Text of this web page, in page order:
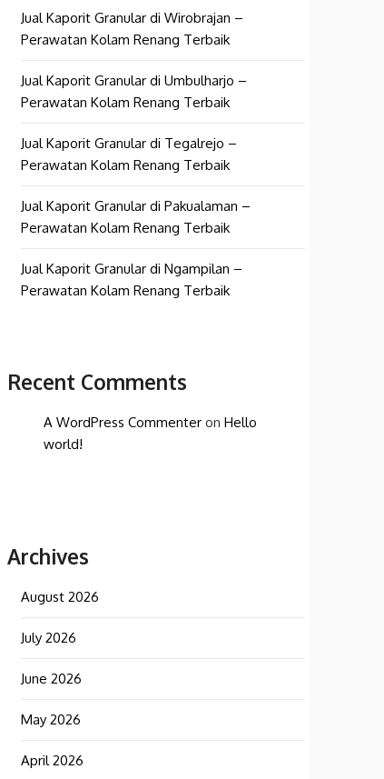
Jual Kaporit Granular di Wirobrajan –
Perawatan Kolam Renang Terbaik
Jual Kaporit Granular di Umbulharjo –
Perawatan Kolam Renang Terbaik
Jual Kaporit Granular di Tegalrejo –
Perawatan Kolam Renang Terbaik
Jual Kaporit Granular di Pakualaman –
Perawatan Kolam Renang Terbaik
Jual Kaporit Granular di Ngampilan –
Perawatan Kolam Renang Terbaik
Recent Comments
A WordPress Commenter on Hello
world!
Archives
August 2026
July 2026
June 2026
May 2026
April 2026